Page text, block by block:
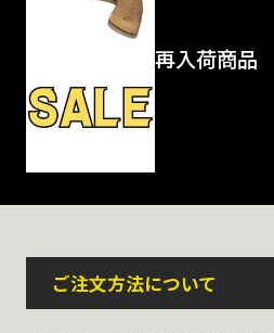
再入荷商品
ご注文方法について